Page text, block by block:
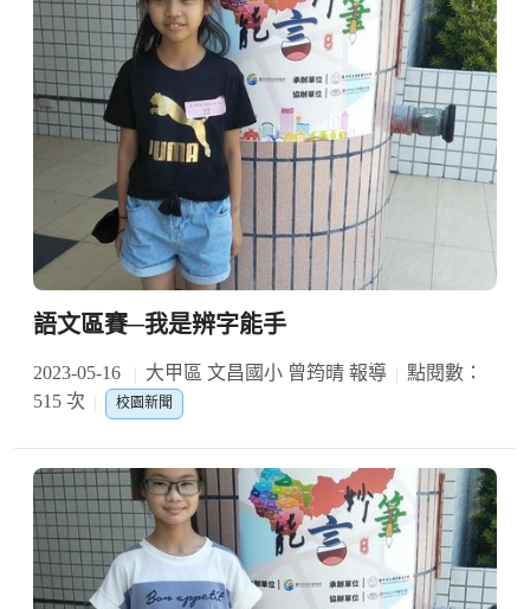
語文區賽─我是辨字能手
2023-05-16 大甲區 文昌國小 曾筠晴 報導
點閱數：
515 次
校園新聞